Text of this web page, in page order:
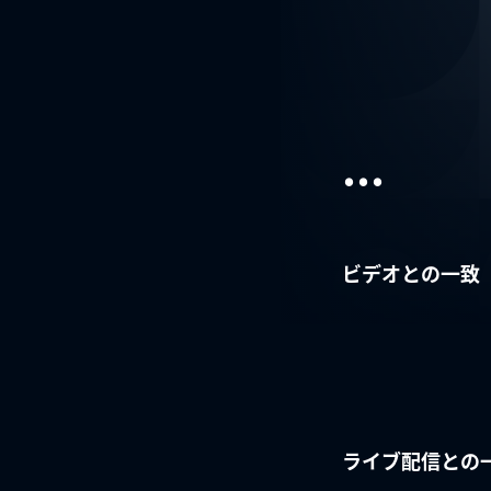
...
ビデオとの一致
ライブ配信との